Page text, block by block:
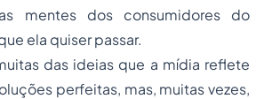
mentes dos consumidores do
ela quiser passar.
das ideias que a mídia reflete
perfeitas, mas, muitas vezes,